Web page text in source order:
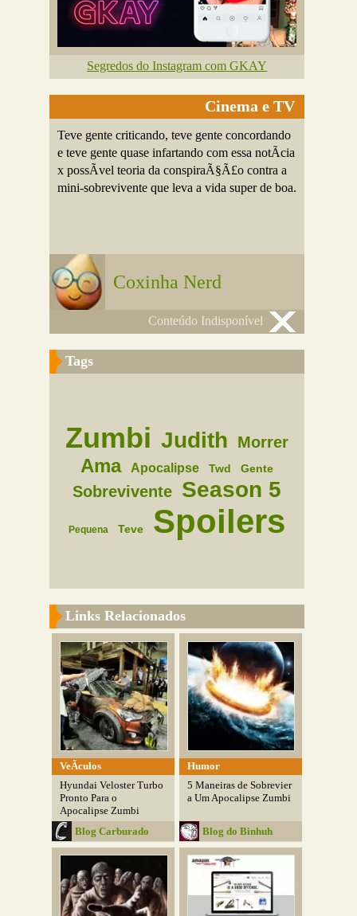
Segredos do Instagram com GKAY
Cinema e TV
Teve gente criticando, teve gente concordando
e teve gente quase infartando com essa notÃ­cia
x possÃ­vel teoria da conspiraÃ§Ã£o contra a
mini-sobrevivente que leva a vida super de boa.
Coxinha Nerd
Conteúdo Indisponível
Tags
Zumbi Judith Morrer
Ama Apocalipse Twd Gente
Sobrevivente Season 5
Pequena Teve Spoilers
Links Relacionados
VeÃ­culos
Hyundai Veloster Turbo
Pronto Para o
Apocalipse Zumbi
Blog Carburado
Humor
5 Maneiras de Sobrevier
a Um Apocalipse Zumbi
Blog do Binhuh